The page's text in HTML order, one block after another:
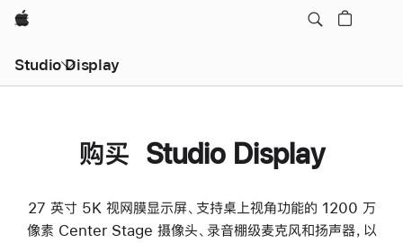
Apple
Studio Display
购买 Studio Display
27 英寸 5K 视网膜显示屏、支持桌上视角功能的 1200 万
像素 Center Stage 摄像头、录音棚级麦克风和扬声器，以